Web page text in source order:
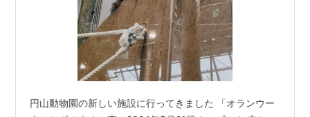
円山動物園の新しい施設に行ってきました 「オランウー